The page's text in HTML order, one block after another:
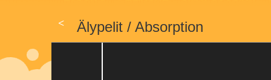
< Älypelit / Absorption